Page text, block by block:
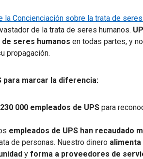
la Concienciación sobre la trata de
de la trata de seres humanos.
seres humanos en todas partes, y
propagación.
para marcar la diferencia:
230 000 empleados de UPS para
empleados de UPS han recaudado
de personas. Nuestro dinero
y forma a proveedores de